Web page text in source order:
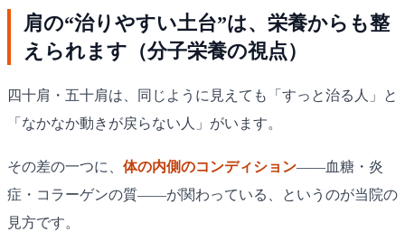
肩の“治りやすい土台”は、栄養からも整
えられます（分子栄養の視点）
四十肩・五十肩は、同じように見えても「すっと治る人」と
「なかなか動きが戻らない人」がいます。
その差の一つに、 体の内側のコンディション——血糖・炎
症・コラーゲンの質——が関わっている、というのが当院の
見方です。